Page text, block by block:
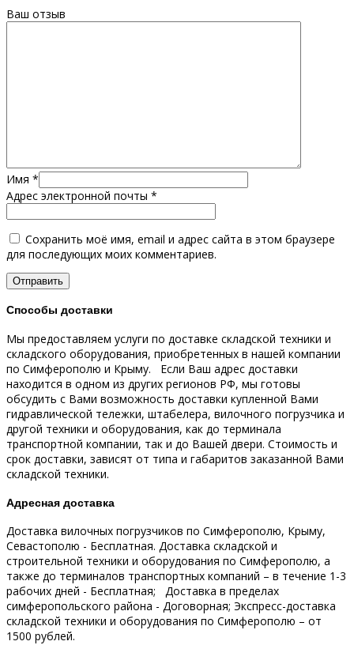
Ваш отзыв
Имя *
Адрес электронной почты *
Сохранить моё имя, email и адрес сайта в этом браузере
для последующих моих комментариев.
Способы доставки
Мы предоставляем услуги по доставке складской техники и
складского оборудования, приобретенных в нашей компании
по Симферополю и Крыму.
Если Ваш адрес доставки
находится в одном из других регионов РФ, мы готовы
обсудить с Вами возможность доставки купленной Вами
гидравлической тележки, штабелера, вилочного погрузчика и
другой техники и оборудования, как до терминала
транспортной компании, так и до Вашей двери. Стоимость и
срок доставки, зависят от типа и габаритов заказанной Вами
складской техники.
Адресная доставка
Доставка вилочных погрузчиков по Симферополю, Крыму,
Севастополю - Бесплатная. Доставка складской и
строительной техники и оборудования по Симферополю, а
также до терминалов транспортных компаний – в течение 1-3
рабочих дней - Бесплатная; Доставка в пределах
симферопольского района - Договорная; Экспресс-доставка
складской техники и оборудования по Симферополю – от
1500 рублей.